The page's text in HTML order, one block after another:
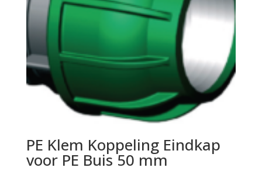
PE Klem Koppeling Eindkap
voor PE Buis 50 mm